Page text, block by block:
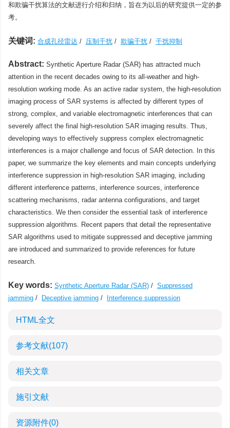
和欺骗干扰算法的文献进行介绍和归纳，旨在为以后的研究提供一定的参
考。
关键词: 合成孔径雷达 / 压制干扰 / 欺骗干扰 / 干扰抑制
Abstract: Synthetic Aperture Radar (SAR) has attracted much
attention in the recent decades owing to its all-weather and high-
resolution working mode. As an active radar system, the high-resolution
imaging process of SAR systems is affected by different types of
strong, complex, and variable electromagnetic interferences that can
severely affect the final high-resolution SAR imaging results. Thus,
developing ways to effectively suppress complex electromagnetic
interferences is a major challenge and focus of SAR detection. In this
paper, we summarize the key elements and main concepts underlying
interference suppression in high-resolution SAR imaging, including
different interference patterns, interference sources, interference
scattering mechanisms, radar antenna configurations, and target
characteristics. We then consider the essential task of interference
suppression algorithms. Recent papers that detail the representative
SAR algorithms used to mitigate suppressed and deceptive jamming
are introduced and summarized to provide references for future
research.
Key words: Synthetic Aperture Radar (SAR) / Suppressed
jamming / Deceptive jamming / Interference suppression
HTML全文
参考文献(107)
相关文章
施引文献
资源附件(0)